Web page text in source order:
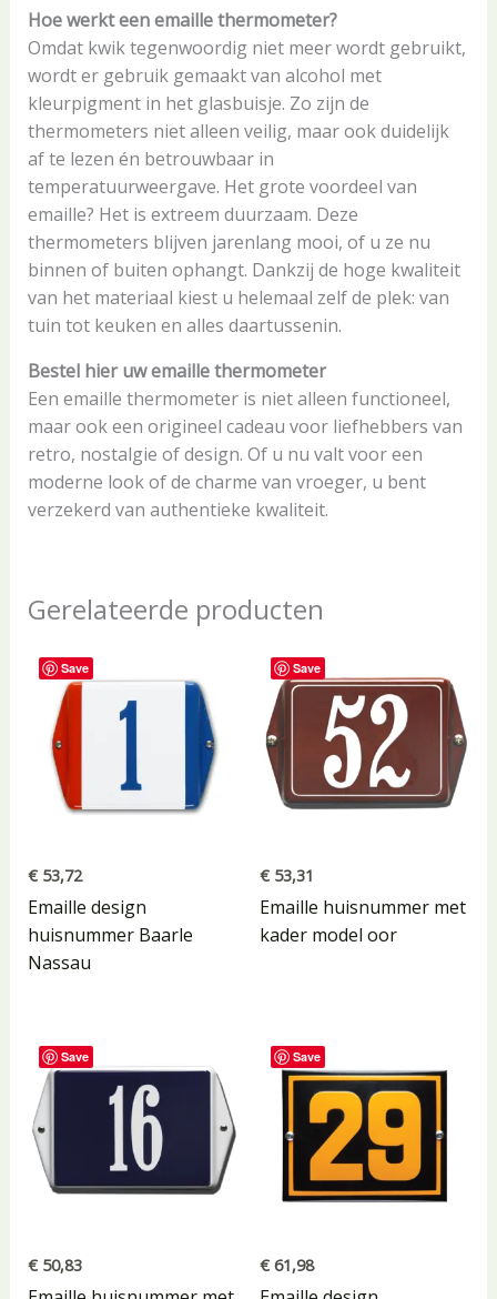
Hoe werkt een emaille thermometer?
Omdat kwik tegenwoordig niet meer wordt gebruikt,
wordt er gebruik gemaakt van alcohol met
kleurpigment in het glasbuisje. Zo zijn de
thermometers niet alleen veilig, maar ook duidelijk
af te lezen én betrouwbaar in
temperatuurweergave. Het grote voordeel van
emaille? Het is extreem duurzaam. Deze
thermometers blijven jarenlang mooi, of u ze nu
binnen of buiten ophangt. Dankzij de hoge kwaliteit
van het materiaal kiest u helemaal zelf de plek: van
tuin tot keuken en alles daartussenin.
Bestel hier uw emaille thermometer
Een emaille thermometer is niet alleen functioneel,
maar ook een origineel cadeau voor liefhebbers van
retro, nostalgie of design. Of u nu valt voor een
moderne look of de charme van vroeger, u bent
verzekerd van authentieke kwaliteit.
Gerelateerde producten
Save
€53,72
Emaille design
huisnummer Baarle
Nassau
Save
€ 53,31
Emaille huisnummer met
kader model oor
Save
€50,83
Save
€ 61,98